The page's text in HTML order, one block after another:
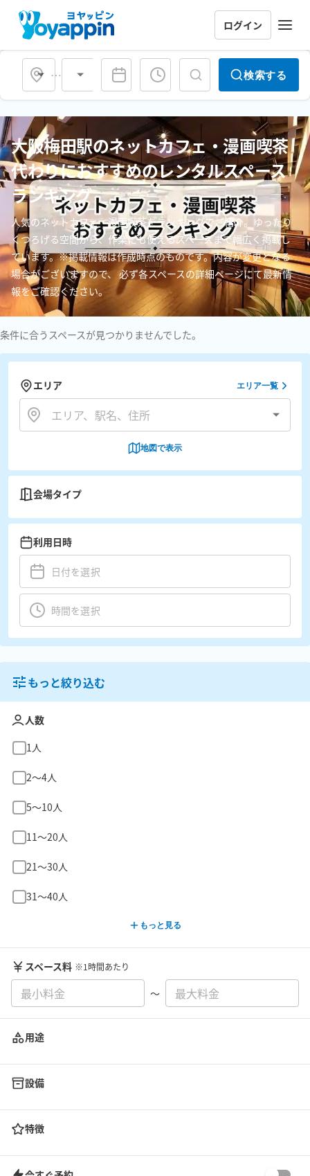
ログイン
会場タイプ 検索する
大阪梅田駅のネットカフェ・漫画喫茶
代わりにおすすめのレンタルスペース
ランキング
人気のネットカフェ・漫画喫茶をランキングでご紹介。ゆったり
くつろげる空間から、作業にも使えるスペースまで幅広く掲載し
ています。※掲載情報は作成時点のものです。内容が変更となる
場合がございますので、 必ず各スペースの詳細ページにて最新情
報をご確認ください。
条件に合うスペースが見つかりませんでした。
エリア エリア一覧
地図で表示
会場タイプ
利用日時
もっと絞り込む
人数
1人
2〜4人
5〜10人
11〜20人
21〜30人
31〜40人
もっと見る
スペース料 ※1時間あたり
〜
用途
設備
特徴